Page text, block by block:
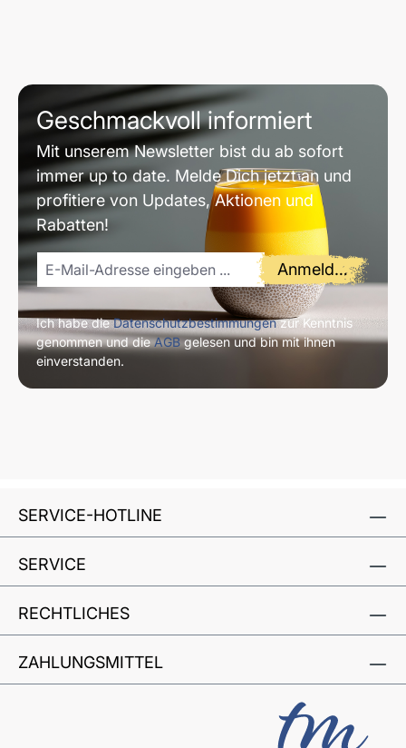
Geschmackvoll informiert
Mit unserem Newsletter bist du ab sofort
immer up to date. Melde Dich jetzt an und
profitiere von Updates, Aktionen und
Rabatten!
Anmelden
Ich habe dieDatenschutzbestimmungenzur Kenntnis
genommen und dieAGBgelesen und bin mit ihnen
einverstanden.
SERVICE-HOTLINE
SERVICE
RECHTLICHES
ZAHLUNGSMITTEL